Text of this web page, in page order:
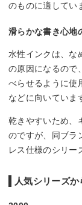
のものに適してい
滑らかな書き心地
水性インクは、な
の原因になるので
べらせるように使
などに向いていま
乾きやすいため、
のですが、同ブラ
レス仕様のシリー
人気シリーズか